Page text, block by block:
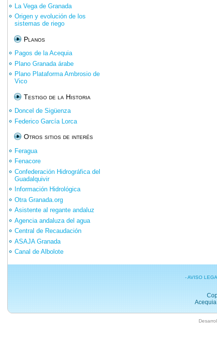
La Vega de Granada
Origen y evolución de los
sistemas de riego
Planos
Pagos de la Acequia
Plano Granada árabe
Plano Plataforma Ambrosio de
Vico
Testigo de la Historia
Doncel de Sigüenza
Federico García Lorca
Otros sitios de interés
Feragua
Fenacore
Confederación Hidrográfica del
Guadalquivir
Información Hidrológica
Otra Granada.org
Asistente al regante andaluz
Agencia andaluza del agua
Central de Recaudación
ASAJA Granada
Canal de Albolote
- AVISO